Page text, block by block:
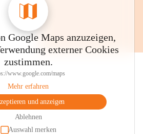
Google Maps anzuzeigen,
externer Cookies
zustimmen.
www.google.com/maps
Mehr erfahren
und anzeigen
Ablehnen
Auswahl merken